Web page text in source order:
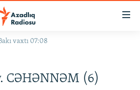
vaxtı 07:08
CƏHƏNNƏM (6)